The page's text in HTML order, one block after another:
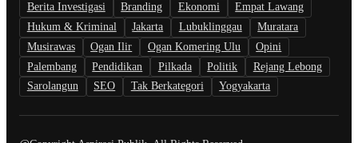
Berita Investigasi
Branding Ekonomi
Empat Lawang
Hukum & Kriminal
Jakarta Lubuklinggau
Muratara
Musirawas
Ogan Ilir Ogan Komering Ulu
Opini
Palembang
Pendidikan Pilkada Politik
Rejang Lebong
Sarolangun
SEO Tak Berkategori Yogyakarta